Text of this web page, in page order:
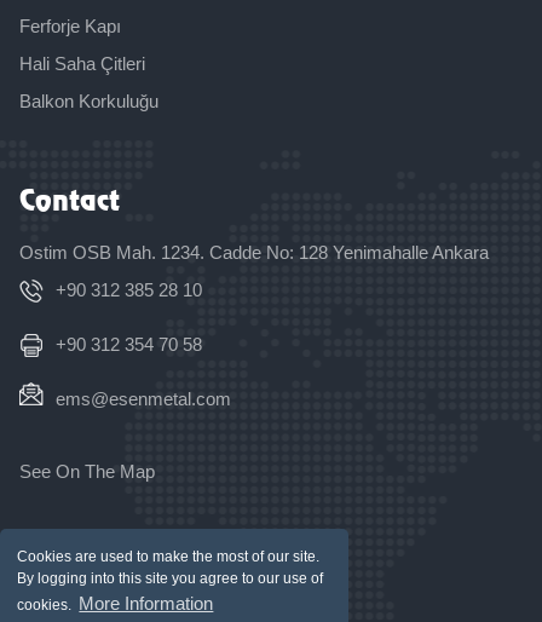
Cookies are used to make the most of our site.
By logging into this site you agree to our use of
cookies. More Information
Ferforje Kapı
Hali Saha Çitleri
Balkon Korkuluğu
Contact
Ostim OSB Mah. 1234. Cadde No: 128 Yenimahalle Ankara
+90 312 385 28 10
+90 312 354 70 58
ems@esenmetal.com
See On The Map
Copyright © 2026 Tüm Hakları Saklıdır.